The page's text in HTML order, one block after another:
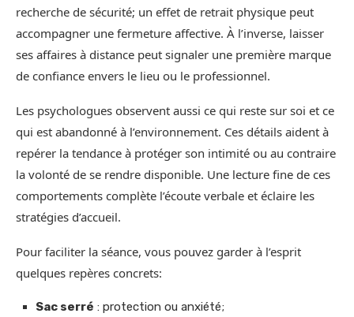
recherche de sécurité; un effet de retrait physique peut
accompagner une fermeture affective. À l’inverse, laisser
ses affaires à distance peut signaler une première marque
de confiance envers le lieu ou le professionnel.
Les psychologues observent aussi ce qui reste sur soi et ce
qui est abandonné à l’environnement. Ces détails aident à
repérer la tendance à protéger son intimité ou au contraire
la volonté de se rendre disponible. Une lecture fine de ces
comportements complète l’écoute verbale et éclaire les
stratégies d’accueil.
Pour faciliter la séance, vous pouvez garder à l’esprit
quelques repères concrets:
Sac serré : protection ou anxiété;